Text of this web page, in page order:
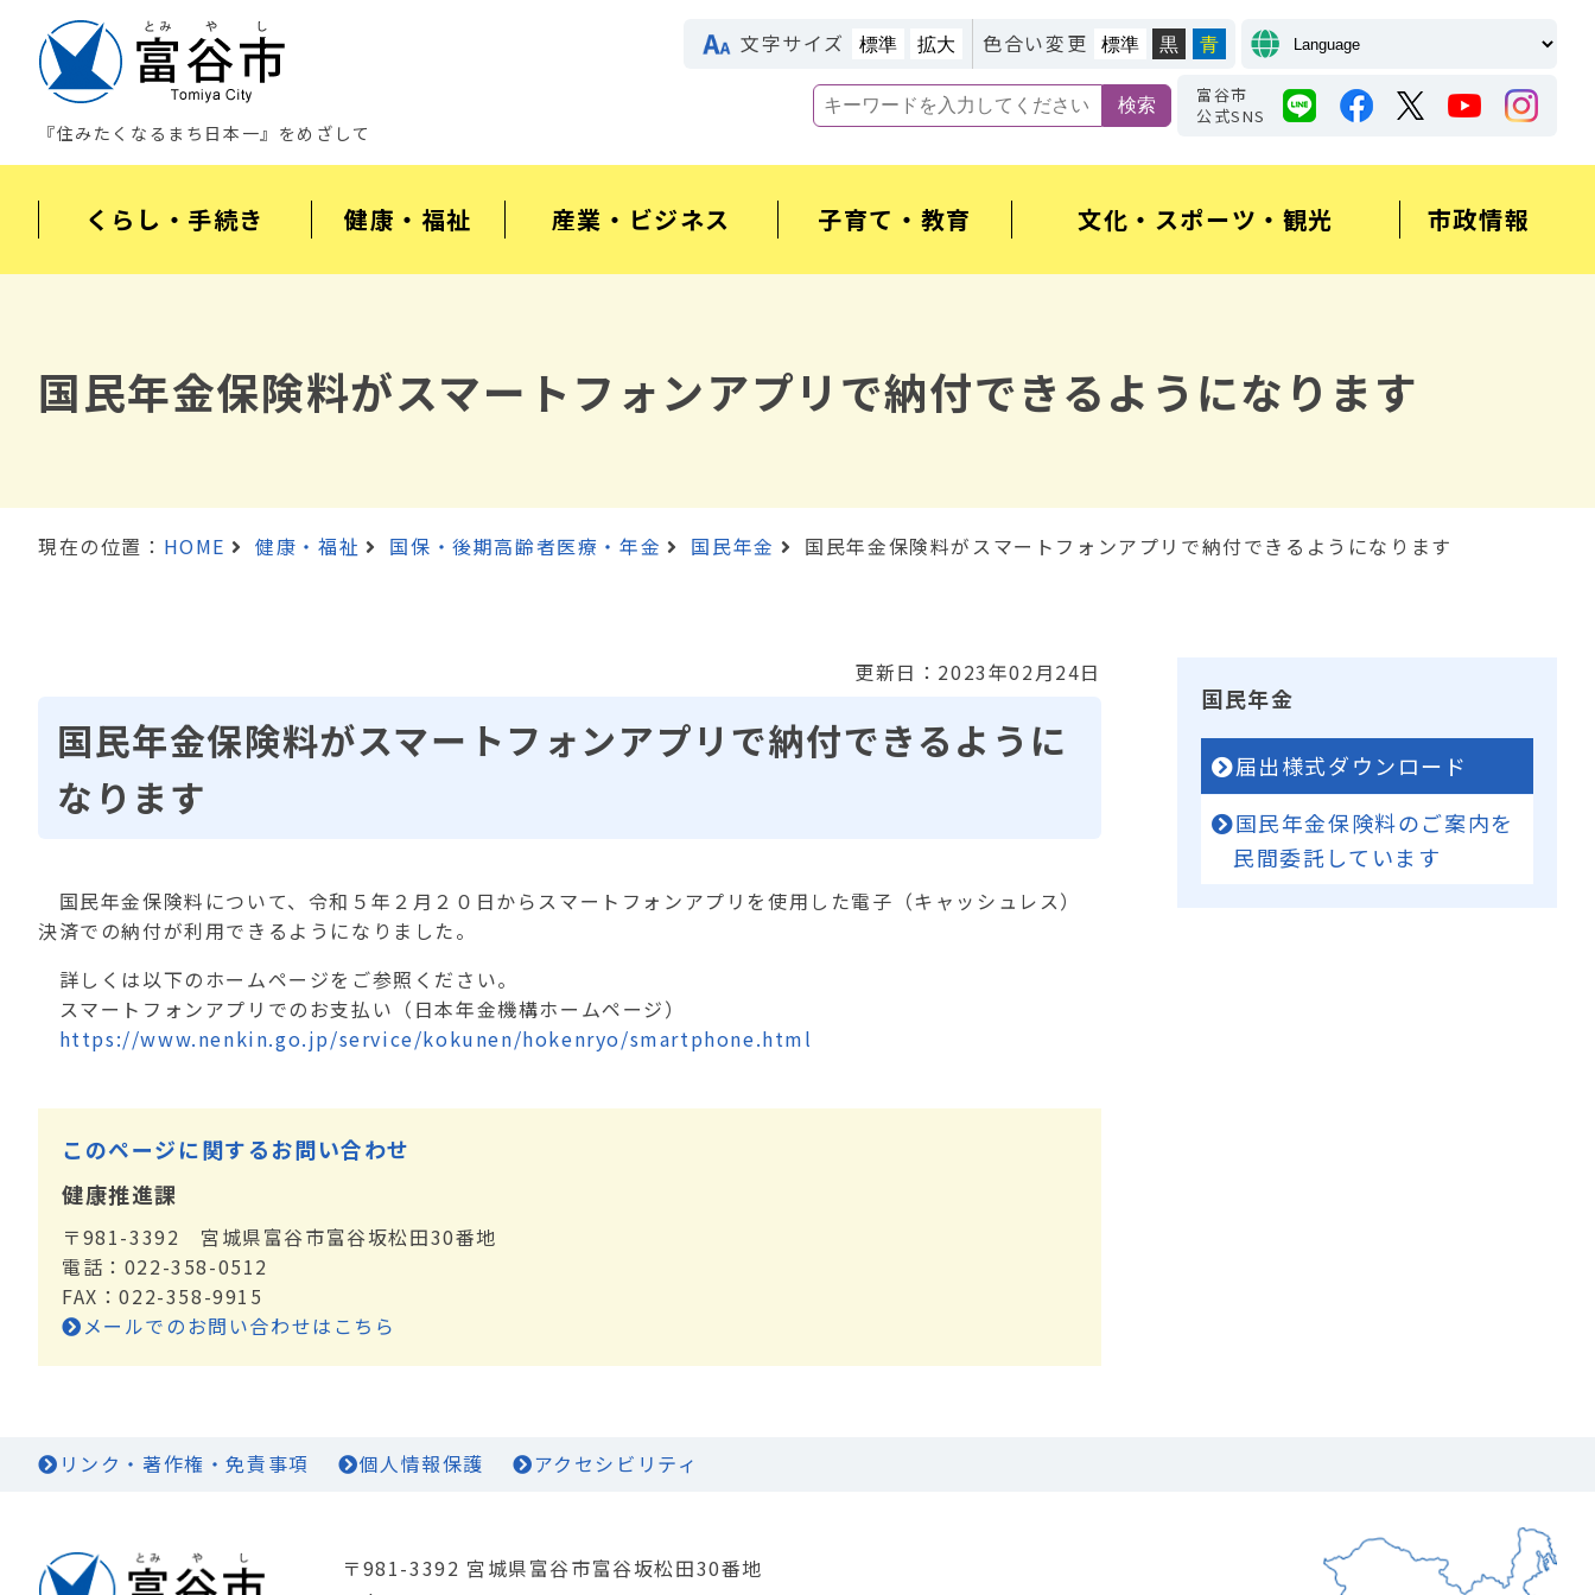
『住みたくなるまち日本一』をめざして
文字サイズ 標準 拡大 色合い変更 標準 黒 青
富谷市
公式SNS
くらし・手続き 健康・福祉 産業・ビジネス 子育て・教育 文化・スポーツ・観光 市政情報
国民年金保険料がスマートフォンアプリで納付できるようになります
現在の位置： HOME 健康・福祉 国保・後期高齢者医療・年金 国民年金 国民年金保険料がスマートフォンアプリで納付できるようになります
更新日：2023年02月24日
国民年金保険料がスマートフォンアプリで納付できるように
なります
国民年金保険料について、令和５年２月２０日からスマートフォンアプリを使用した電子（キャッシュレス）
決済での納付が利用できるようになりました。
詳しくは以下のホームページをご参照ください。
スマートフォンアプリでのお支払い（日本年金機構ホームページ）
https://www.nenkin.go.jp/service/kokunen/hokenryo/smartphone.html
このページに関するお問い合わせ
健康推進課
〒981-3392 宮城県富谷市富谷坂松田30番地
電話：022-358-0512
FAX：022-358-9915
メールでのお問い合わせはこちら
国民年金
届出様式ダウンロード
国民年金保険料のご案内を
民間委託しています
リンク・著作権・免責事項 個人情報保護 アクセシビリティ
〒981-3392 宮城県富谷市富谷坂松田30番地